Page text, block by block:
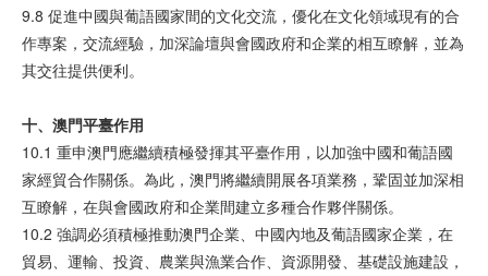
9.8 促進中國與葡語國家間的文化交流，優化在文化領域現有的合
作專案，交流經驗，加深論壇與會國政府和企業的相互瞭解，並為
其交往提供便利。
十、澳門平臺作用
10.1 重申澳門應繼續積極發揮其平臺作用，以加強中國和葡語國
家經貿合作關係。為此，澳門將繼續開展各項業務，鞏固並加深相
互瞭解，在與會國政府和企業間建立多種合作夥伴關係。
10.2 強調必須積極推動澳門企業、中國內地及葡語國家企業，在
貿易、運輸、投資、農業與漁業合作、資源開發、基礎設施建設，